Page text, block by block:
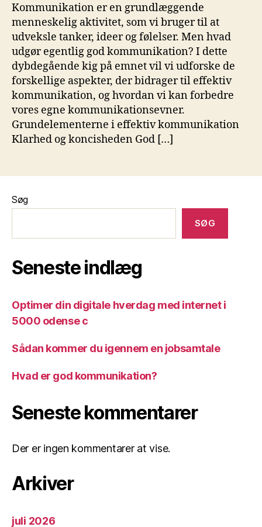
Kommunikation er en grundlæggende
menneskelig aktivitet, som vi bruger til at
udveksle tanker, ideer og følelser. Men hvad
udgør egentlig god kommunikation? I dette
dybdegående kig på emnet vil vi udforske de
forskellige aspekter, der bidrager til effektiv
kommunikation, og hvordan vi kan forbedre
vores egne kommunikationsevner.
Grundelementerne i effektiv kommunikation
Klarhed og koncisheden God […]
Søg
SØG
Seneste indlæg
Optimer din digitale hverdag med internet i
5000 odense c
Sådan kommer du igennem en jobsamtale
Hvad er god kommunikation?
Seneste kommentarer
Der er ingen kommentarer at vise.
Arkiver
juli 2026